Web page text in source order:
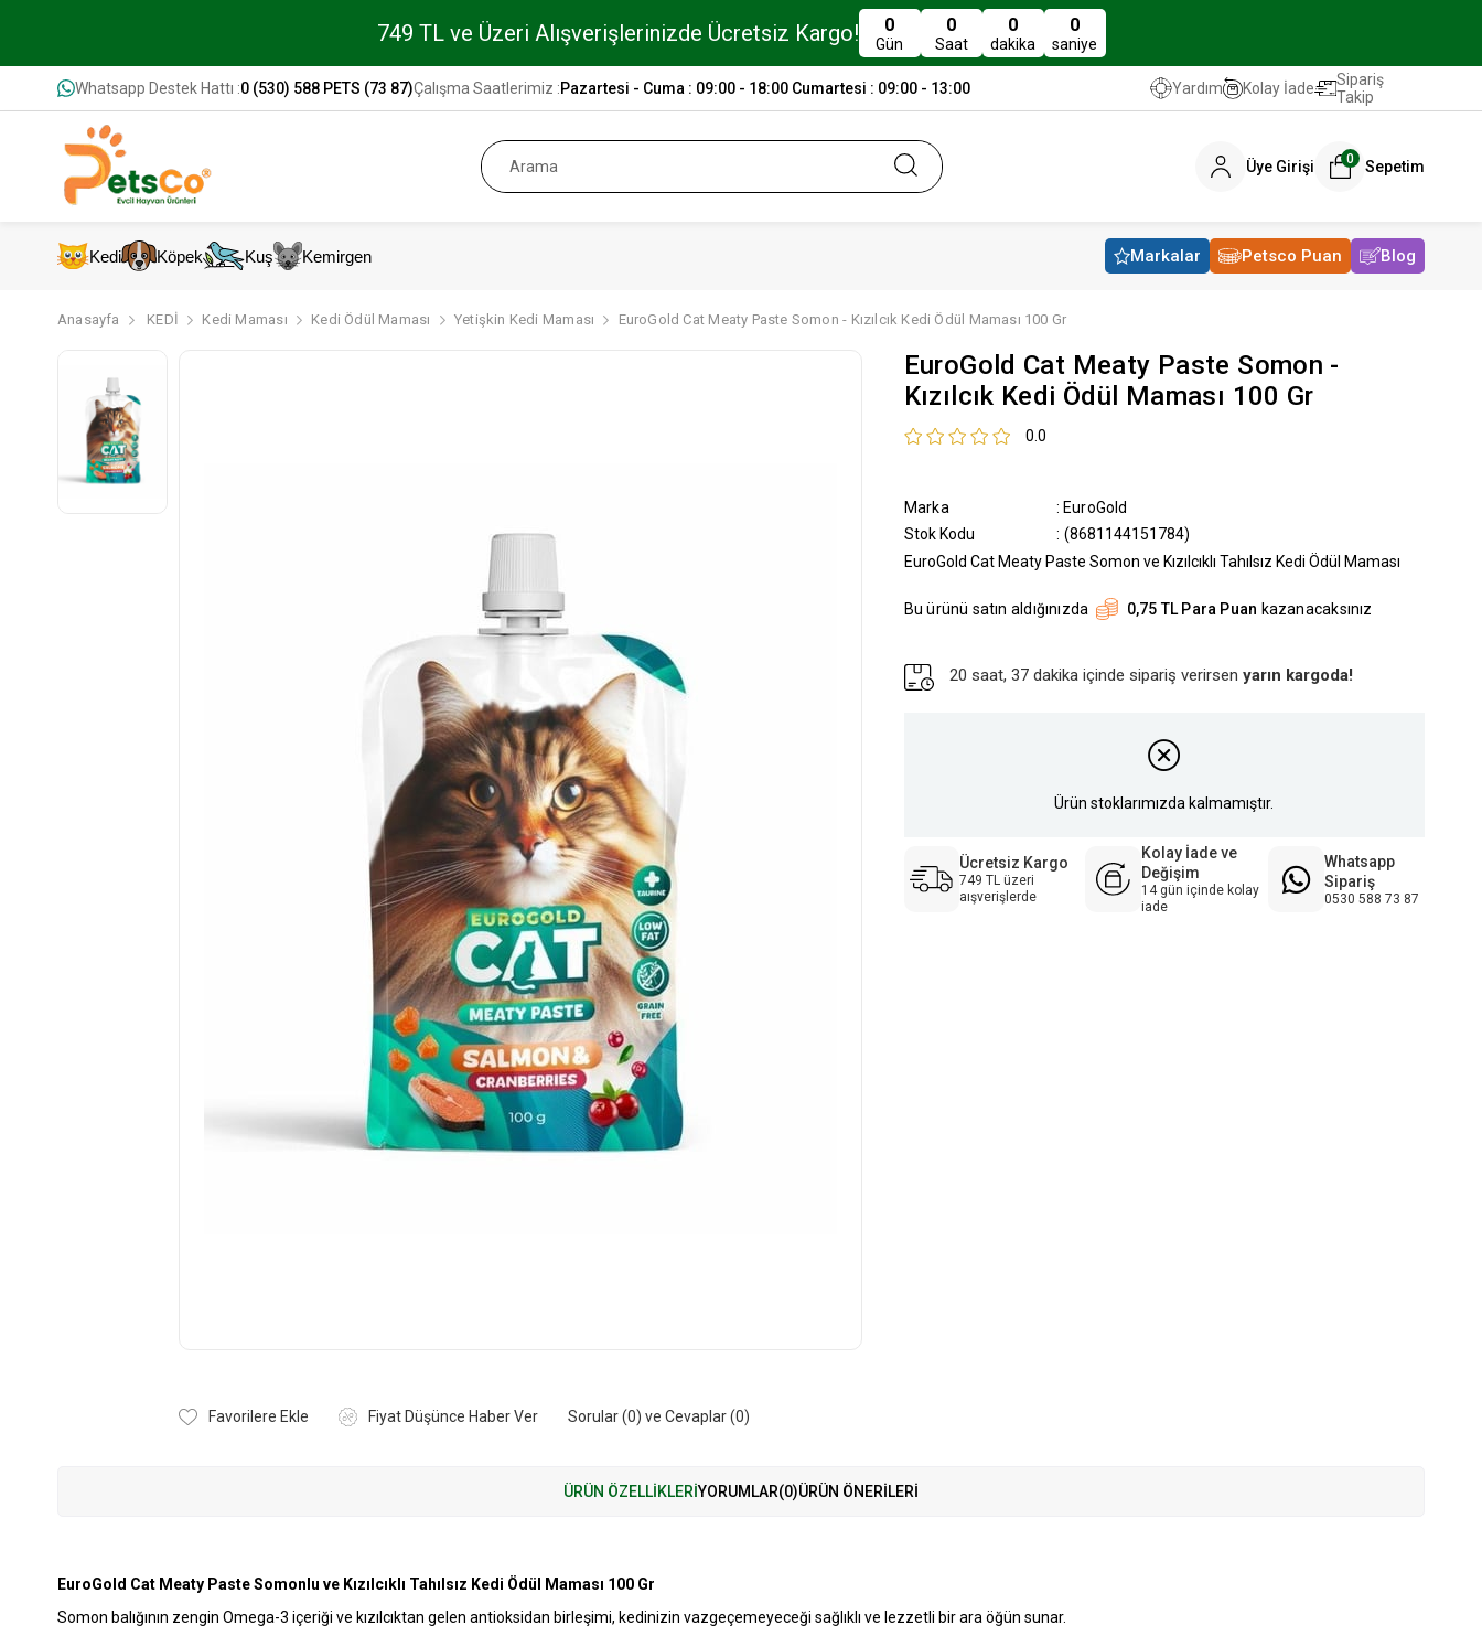
749 TL ve Üzeri Alışverişlerinizde Ücretsiz Kargo! 0
Gün
0
Saat
0
dakika
0
saniye
Whatsapp Destek Hattı :0 (530) 588 PETS (73 87)Çalışma Saatlerimiz :Pazartesi - Cuma : 09:00 - 18:00 Cumartesi : 09:00 - 13:00 Yardım Kolay İade
Sipariş
Takip
Üye Girişi Sepetim
0
Kedi Köpek Kuş Kemirgen Markalar Petsco Puan Blog
Anasayfa KEDİ Kedi Maması Kedi Ödül Maması Yetişkin Kedi Maması EuroGold Cat Meaty Paste Somon - Kızılcık Kedi Ödül Maması 100 Gr
Favorilere Ekle Fiyat Düşünce Haber Ver Sorular (0) ve Cevaplar (0)
EuroGold Cat Meaty Paste Somon -
Kızılcık Kedi Ödül Maması 100 Gr
0.0
Marka : EuroGold
Stok Kodu
(8681144151784)
EuroGold Cat Meaty Paste Somon ve Kızılcıklı Tahılsız Kedi Ödül Maması
Bu ürünü satın aldığınızda 0,75 TL Para Puan kazanacaksınız
20 saat, 37 dakika içinde sipariş verirsen yarın kargoda!
Ürün stoklarımızda kalmamıştır.
Ücretsiz Kargo
749 TL üzeri
aışverişlerde
Kolay İade ve
Değişim
14 gün içinde kolay
iade
Whatsapp
Sipariş
0530 588 73 87
ÜRÜN ÖZELLIKLERIYORUMLAR(0)ÜRÜN ÖNERILERI
EuroGold Cat Meaty Paste Somonlu ve Kızılcıklı Tahılsız Kedi Ödül Maması 100 Gr
Somon balığının zengin Omega-3 içeriği ve kızılcıktan gelen antioksidan birleşimi, kedinizin vazgeçemeyeceği sağlıklı ve lezzetli bir ara öğün sunar.